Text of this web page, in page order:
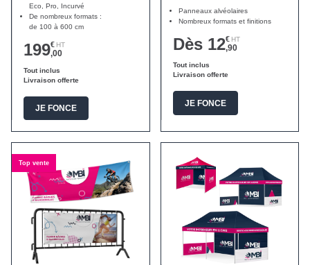
Eco, Pro, Incurvé
De nombreux formats :
de 100 à 600 cm
199€ HT
,00
Tout inclus
Livraison offerte
JE FONCE
Panneaux alvéolaires
Nombreux formats et finitions
Dès 12€ HT
,90
Tout inclus
Livraison offerte
JE FONCE
Top vente